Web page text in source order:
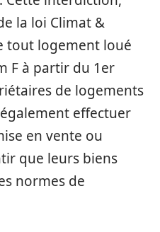
la loi Climat &
tout logement loué
F à partir du 1er
de logements
effectuer
en vente ou
que leurs biens
normes de